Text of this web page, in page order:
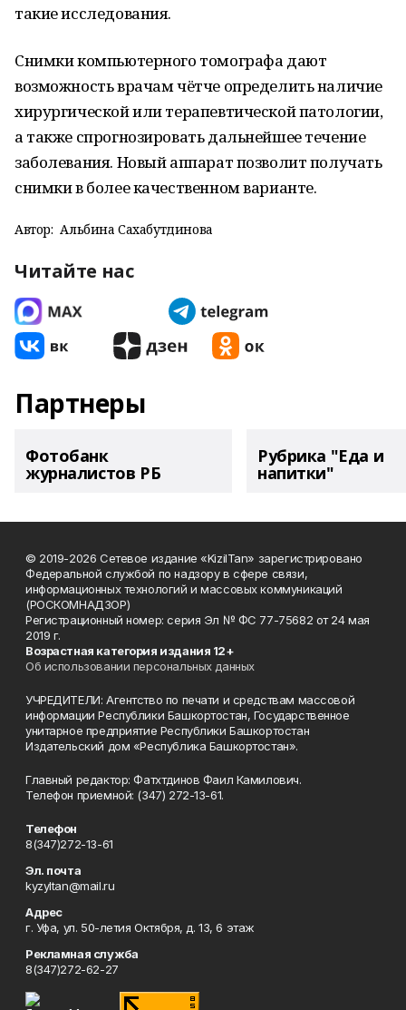
такие исследования.
Снимки компьютерного томографа дают
возможность врачам чётче определить наличие
хирургической или терапевтической патологии,
а также спрогнозировать дальнейшее течение
заболевания. Новый аппарат позволит получать
снимки в более качественном варианте.
Автор: Альбина Сахабутдинова
Читайте нас
Партнеры
Фотобанк
журналистов РБ
Рубрика "Еда и
напитки"
© 2019-2026 Сетевое издание «KizilTan» зарегистрировано
Федеральной службой по надзору в сфере связи,
информационных технологий и массовых коммуникаций
(РОСКОМНАДЗОР)
Регистрационный номер: серия Эл № ФС 77-75682 от 24 мая
2019 г.
Возрастная категория издания 12+
Об использовании персональных данных
УЧРЕДИТЕЛИ: Агентство по печати и средствам массовой
информации Республики Башкортостан, Государственное
унитарное предприятие Республики Башкортостан
Издательский дом «Республика Башкортостан».
Главный редактор: Фатхтдинов Фаил Камилович.
Телефон приемной: (347) 272-13-61.
Телефон
8(347)272-13-61
Эл. почта
kyzyltan@mail.ru
Адрес
г. Уфа, ул. 50-летия Октября, д. 13, 6 этаж
Рекламная служба
8(347)272-62-27